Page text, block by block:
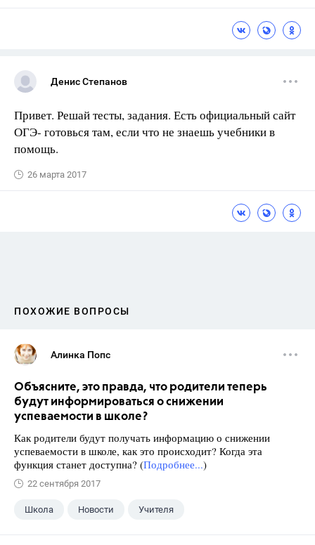
Денис Степанов
Привет. Решай тесты, задания. Есть официальный сайт
ОГЭ- готовься там, если что не знаешь учебники в
помощь.
26 марта 2017
ПОХОЖИЕ ВОПРОСЫ
Алинка Попс
Объясните, это правда, что родители теперь
будут информироваться о снижении
успеваемости в школе?
Как родители будут получать информацию о снижении
успеваемости в школе, как это происходит? Когда эта
функция станет доступна? (Подробнее...)
22 сентября 2017
Школа Новости Учителя